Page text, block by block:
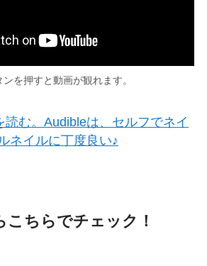
を押すと動画が観れます。
読む。Audibleは、セルフでネイ
ネイルに丁度良い♪
こちらでチェック！